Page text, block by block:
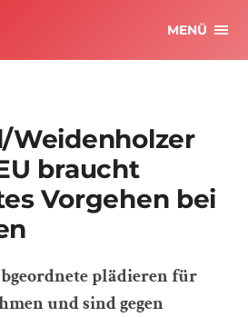
MENÜ
Weidenholzer
braucht
Vorgehen bei
plädieren für
und sind gegen